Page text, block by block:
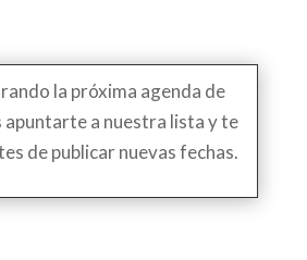
la próxima agenda de
apuntarte a nuestra lista y te
de publicar nuevas fechas.